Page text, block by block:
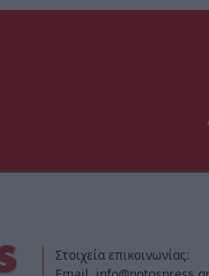
Στοιχεία επικοινωνίας: